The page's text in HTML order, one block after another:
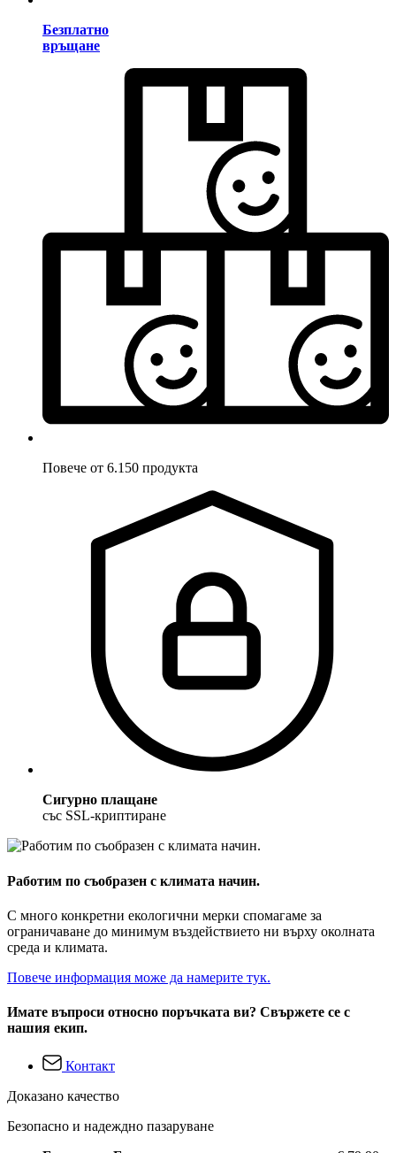
Безплатно
връщане
Повече от 6.150 продукта
Сигурно плащане
със SSL-криптиране
Работим по съобразен с климата начин.
С много конкретни екологични мерки спомагаме за
ограничаване до минимум въздействието ни върху околната
среда и климата.
Повече информация може да намерите тук.
Имате въпроси относно поръчката ви? Свържете се с
нашия екип.
Контакт
Доказано качество
Безопасно и надеждно пазаруване